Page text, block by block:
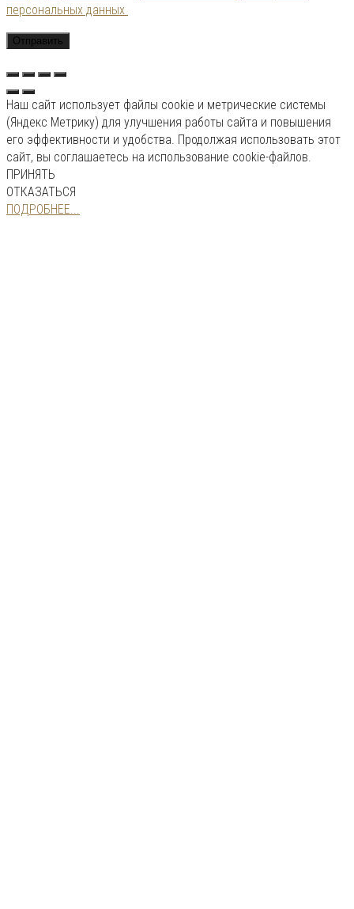
персональных данных
Наш сайт использует файлы cookie и метрические системы
(Яндекс Метрику) для улучшения работы сайта и повышения
его эффективности и удобства. Продолжая использовать этот
сайт, вы соглашаетесь на использование cookie-файлов.
ПРИНЯТЬ
ОТКАЗАТЬСЯ
ПОДРОБНЕЕ...